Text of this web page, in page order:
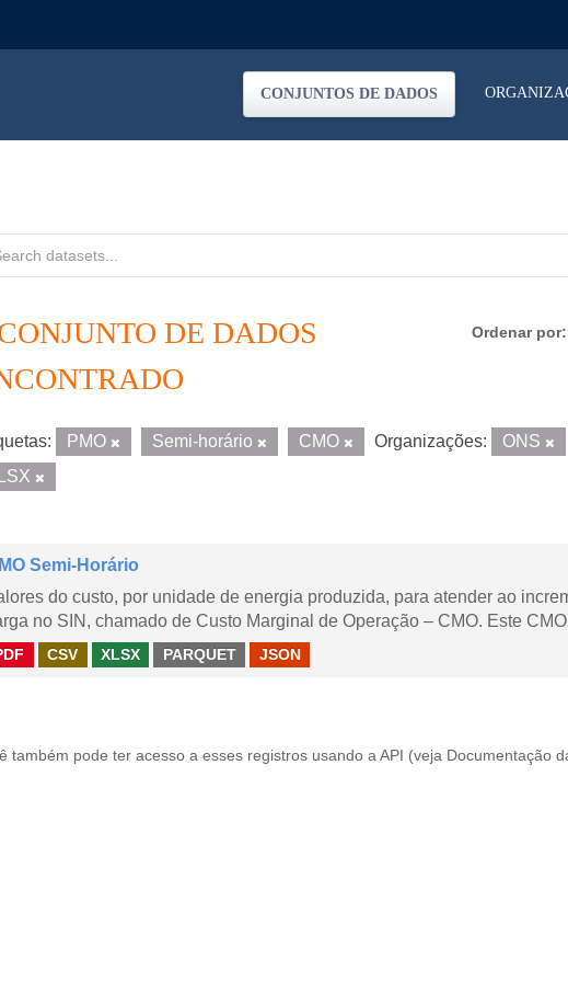
CONJUNTOS DE DADOS
Ordenar por
DE DADOS
PMO Semi-horário CMO Organizações: ONS
Semi-Horário
do custo, por unidade de energia produzida, para atender ao
no SIN, chamado de Custo Marginal de Operação – CMO. Este
CSV XLSX PARQUET JSON
também pode ter acesso a esses registros usando a API (veja Documentação